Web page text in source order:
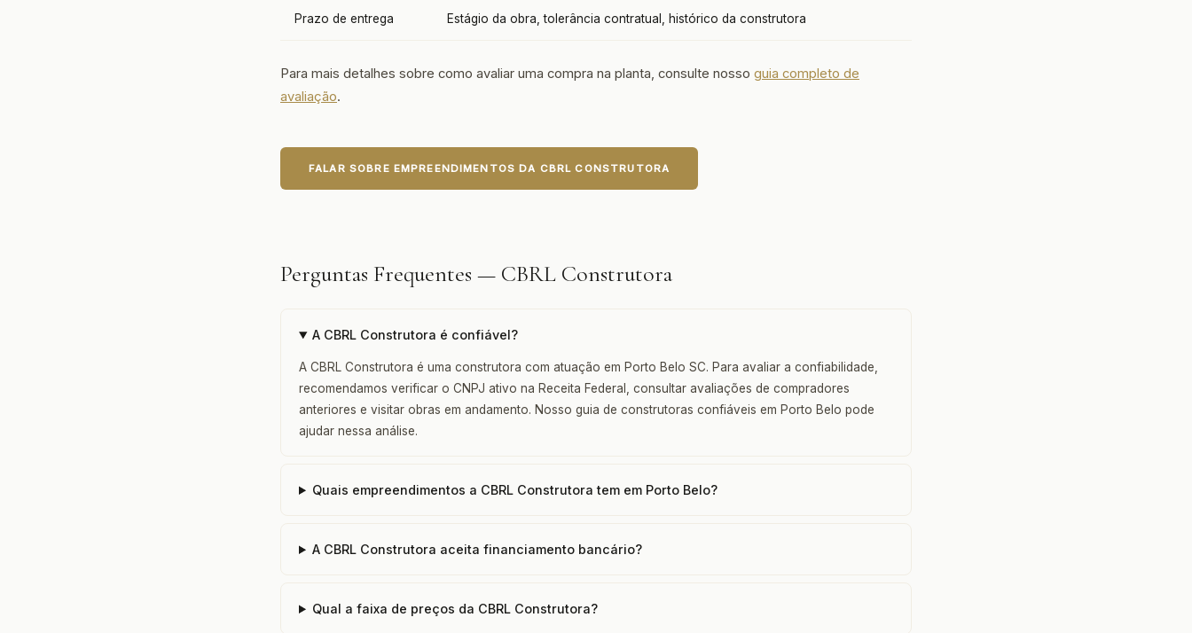
Prazo de entrega Estágio da obra, tolerância contratual, histórico da construtora
Para mais detalhes sobre como avaliar uma compra na planta, consulte nosso guia completo de
avaliação.
FALAR SOBRE EMPREENDIMENTOS DA CBRL CONSTRUTORA
Perguntas Frequentes — CBRL Construtora
A CBRL Construtora é confiável?
A CBRL Construtora é uma construtora com atuação em Porto Belo SC. Para avaliar a confiabilidade,
recomendamos verificar o CNPJ ativo na Receita Federal, consultar avaliações de compradores
anteriores e visitar obras em andamento. Nosso guia de construtoras confiáveis em Porto Belo pode
ajudar nessa análise.
Quais empreendimentos a CBRL Construtora tem em Porto Belo?
A CBRL Construtora aceita financiamento bancário?
Qual a faixa de preços da CBRL Construtora?